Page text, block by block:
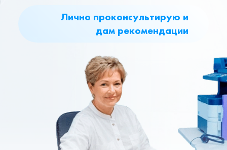
Лично проконсультирую и
дам рекомендации